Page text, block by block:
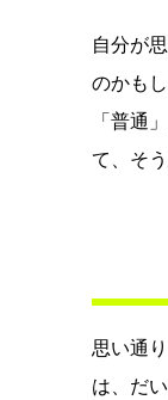
自分が
のかも
「普通
て、そ
思い通
は、だ